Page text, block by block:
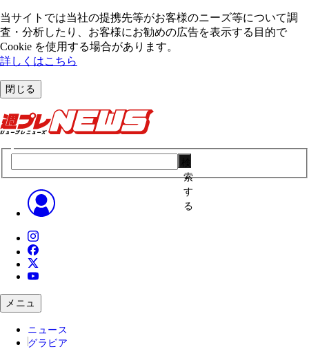
当サイトでは当社の提携先等がお客様のニーズ等について調
査・分析したり、お客様にお勧めの広告を表⽰する⽬的で
Cookie を使⽤する場合があります。
詳しくはこちら
閉じる
索
す
る
メニュ
ニュース
グラビア